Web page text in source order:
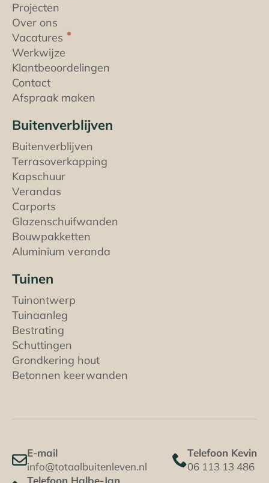
Projecten
Over ons
Vacatures
Werkwijze
Klantbeoordelingen
Contact
Afspraak maken
Buitenverblijven
Buitenverblijven
Terrasoverkapping
Kapschuur
Verandas
Carports
Glazenschuifwanden
Bouwpakketten
Aluminium veranda
Tuinen
Tuinontwerp
Tuinaanleg
Bestrating
Schuttingen
Grondkering hout
Betonnen keerwanden
E-mail
info@totaalbuitenleven.nl
Telefoon Kevin
06 113 13 486